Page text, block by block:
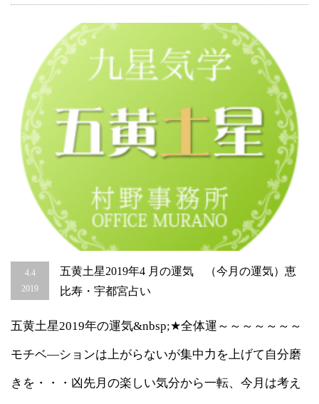
運
気）
恵
宮
占
い
4.4
2019
五黄土星2019年4 月の運気 （今月の運気）恵
比寿・宇都宮占い
五黄土星2019年の運気&nbsp;★全体運～～～～～～～
モチベ―ションは上がらないが集中力を上げて自分磨
きを・・・凶先月の楽しい気分から一転、今月は考え